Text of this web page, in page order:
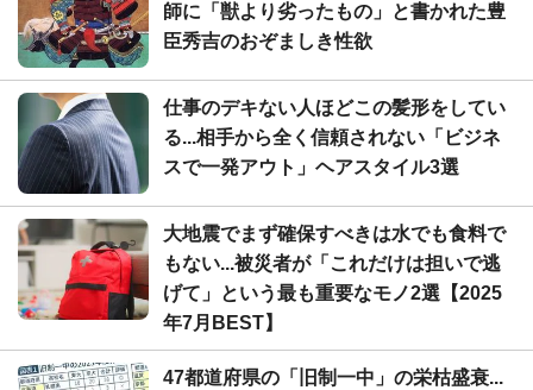
師に「獣より劣ったもの」と書かれた豊
臣秀吉のおぞましき性欲
仕事のデキない人ほどこの髪形をしてい
る...相手から全く信頼されない「ビジネ
スで一発アウト」ヘアスタイル3選
大地震でまず確保すべきは水でも食料で
もない...被災者が「これだけは担いで逃
げて」という最も重要なモノ2選【2025
年7月BEST】
47都道府県の「旧制一中」の栄枯盛衰...